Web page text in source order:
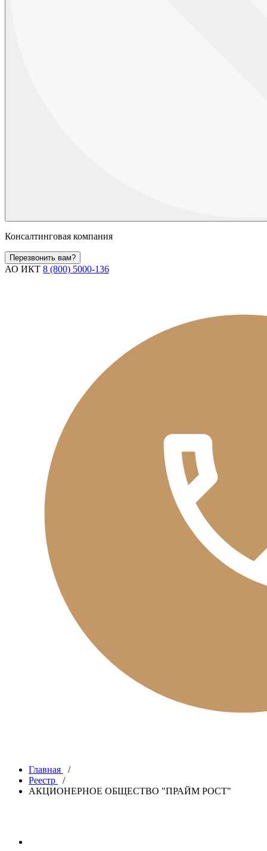
Консалтинговая компания
Перезвонить вам?
АО ИКТ 8 (800) 5000-136
Главная
/
Реестр
/
АКЦИОНЕРНОЕ ОБЩЕСТВО "ПРАЙМ РОСТ"